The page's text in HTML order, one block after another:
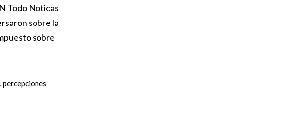
Todo Noticas
sobre la
sobre
,percepciones